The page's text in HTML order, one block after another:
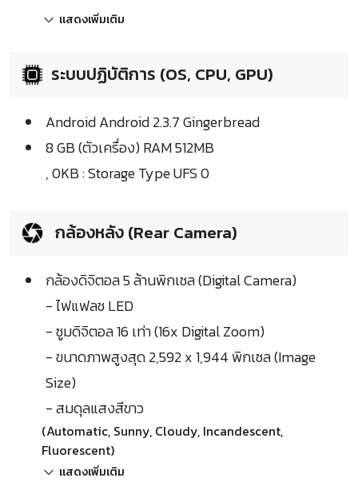
แสดงเพิ่มเติม
ระบบปฏิบัติการ (OS, CPU, GPU)
Android Android 2.3.7 Gingerbread
8 GB (ตัวเครื่อง) RAM 512MB
, 0KB : Storage Type UFS 0
กล้องหลัง (Rear Camera)
กล้องดิจิตอล 5 ล้านพิกเซล (Digital Camera)
- ไฟแฟลช LED
- ซูมดิจิตอล 16 เท่า (16x Digital Zoom)
- ขนาดภาพสูงสุด 2,592 x 1,944 พิกเซล (Image
Size)
- สมดุลแสงสีขาว
(Automatic, Sunny, Cloudy, Incandescent,
Fluorescent)
แสดงเพิ่มเติม